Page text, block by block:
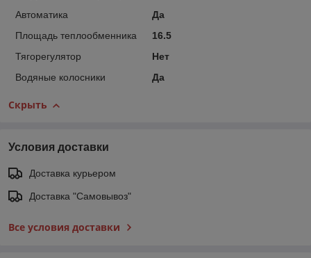
Автоматика
Да
Площадь теплообменника
16.5
Тягорегулятор
Нет
Водяные колосники
Да
Скрыть
Условия доставки
Доставка курьером
Доставка "Самовывоз"
Все условия доставки